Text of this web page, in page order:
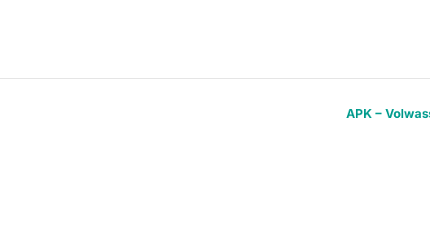
APK –